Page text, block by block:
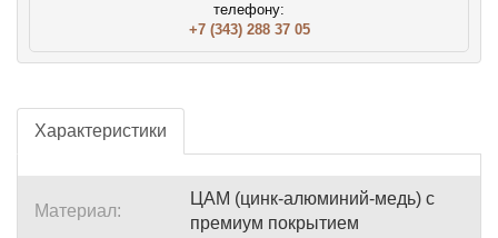
телефону:
+7 (343) 288 37 05
Характеристики
Материал:
ЦАМ (цинк-алюминий-медь) с
премиум покрытием